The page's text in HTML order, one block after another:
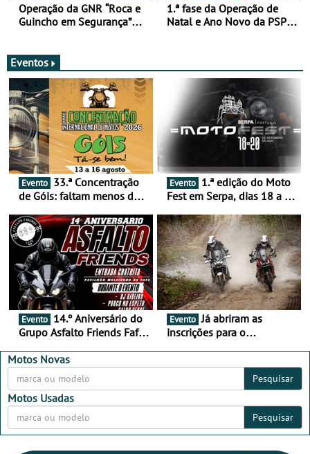
Operação da GNR “Roca e
Guincho em Segurança”
1.ª fase da Operação de
Natal e Ano Novo da PSP e
Eventos
Evento
de Góis: faltam menos de
16 de agosto
Evento
Fest em Serpa, dias 18 a 20
duas rodas invade o Baixo
Alentejo
Evento
Grupo Asfalto Friends Fafe,
2026
Evento Já abriram as
inscrições para o
Motos Novas
Pesquisar
Motos Usadas
Pesquisar